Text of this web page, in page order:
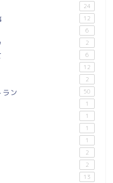
24
12
6
2
6
12
2
ン 50
1
1
1
1
2
2
13